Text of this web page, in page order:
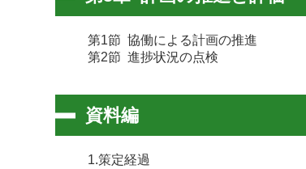
第1節 協働による計画の推進
第2節 進捗状況の点検
資料編
1.策定経過